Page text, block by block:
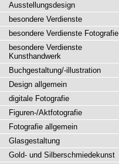
Ausstellungsdesign
besondere Verdienste
besondere Verdienste Fotografie
besondere Verdienste
Kunsthandwerk
Buchgestaltung/-illustration
Design allgemein
digitale Fotografie
Figuren-/Aktfotografie
Fotografie allgemein
Glasgestaltung
Gold- und Silberschmiedekunst